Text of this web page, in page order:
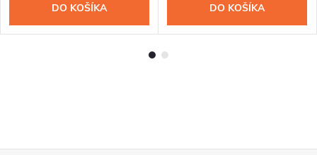
DO KOŠÍKA DO KOŠÍKA